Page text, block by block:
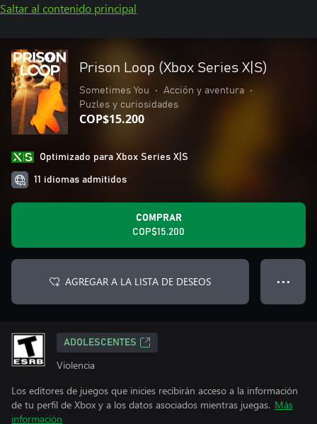
Saltar al contenido principal
Prison Loop (Xbox Series X|S)
Sometimes You • Acción y aventura
•
Puzles y curiosidades
COP$15.200
Optimizado para Xbox Series X|S
11 idiomas admitidos
COMPRAR
COP$15.200
AGREGAR A LA LISTA DE DESEOS ● ● ●
ADOLESCENTES
Violencia
Los editores de juegos que inicies recibirán acceso a la información
de tu perfil de Xbox y a los datos asociados mientras juegas. Más
información